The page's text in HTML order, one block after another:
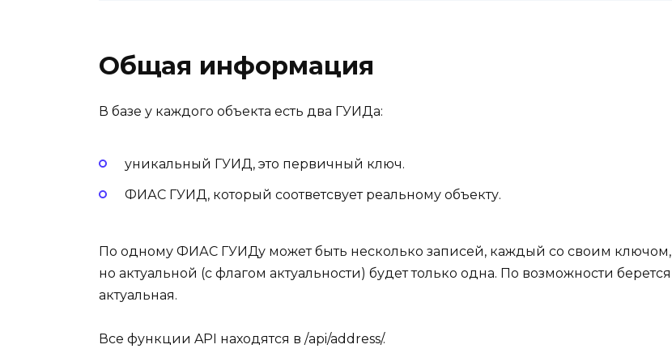
Общая информация
В базе у каждого объекта есть два ГУИДа:
уникальный ГУИД, это первичный ключ.
ФИАС ГУИД, который соответсвует реальному объекту.
По одному ФИАС ГУИДу может быть несколько записей, каждый со своим ключом,
но актуальной (с флагом актуальности) будет только одна. По возможности берется
актуальная.
Все функции API находятся в /api/address/.